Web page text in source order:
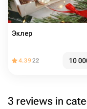
Эклер
4.3922 10
3 reviews in